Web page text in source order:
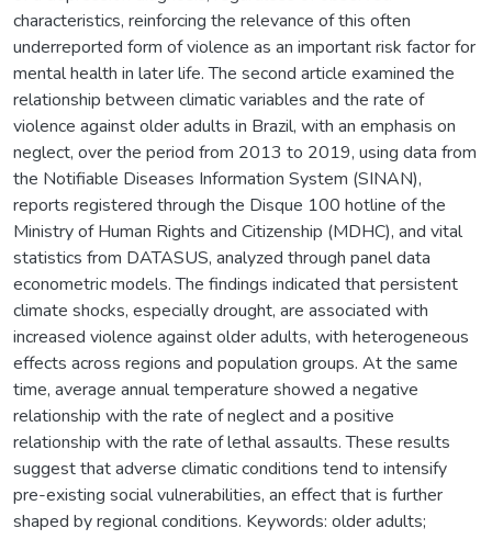
characteristics, reinforcing the relevance of this often
underreported form of violence as an important risk factor for
mental health in later life. The second article examined the
relationship between climatic variables and the rate of
violence against older adults in Brazil, with an emphasis on
neglect, over the period from 2013 to 2019, using data from
the Notifiable Diseases Information System (SINAN),
reports registered through the Disque 100 hotline of the
Ministry of Human Rights and Citizenship (MDHC), and vital
statistics from DATASUS, analyzed through panel data
econometric models. The findings indicated that persistent
climate shocks, especially drought, are associated with
increased violence against older adults, with heterogeneous
effects across regions and population groups. At the same
time, average annual temperature showed a negative
relationship with the rate of neglect and a positive
relationship with the rate of lethal assaults. These results
suggest that adverse climatic conditions tend to intensify
pre-existing social vulnerabilities, an effect that is further
shaped by regional conditions. Keywords: older adults;